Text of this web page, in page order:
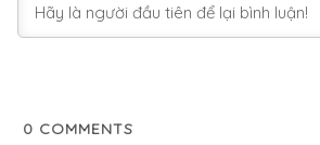
0 COMMENTS